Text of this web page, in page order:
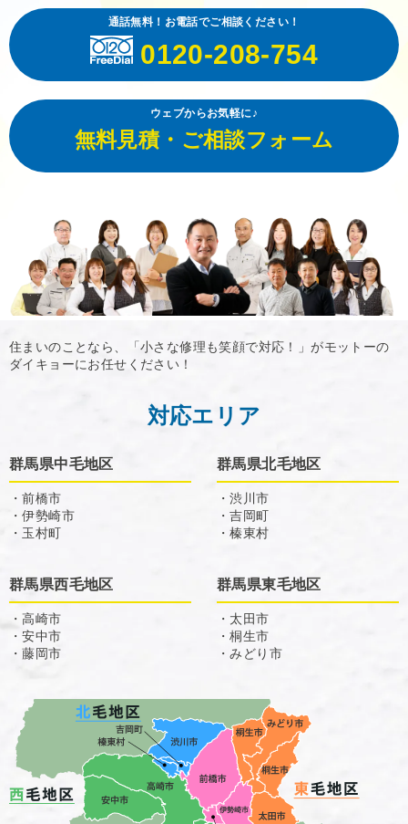
通話無料！お電話でご相談ください！
0120-208-754
ウェブからお気軽に♪
無料見積・ご相談フォーム
住まいのことなら、「小さな修理も笑顔で対応！」がモットーの
ダイキョーにお任せください！
対応エリア
群馬県中毛地区
・前橋市
・伊勢崎市
・玉村町
群馬県北毛地区
・渋川市
・吉岡町
・榛東村
群馬県西毛地区
・高崎市
・安中市
・藤岡市
群馬県東毛地区
・太田市
・桐生市
・みどり市